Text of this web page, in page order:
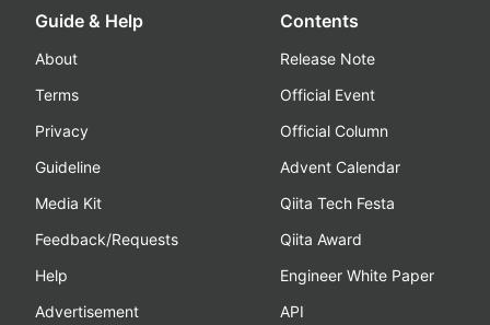
Guide & Help
About
Terms
Privacy
Guideline
Media Kit
Feedback/Requests
Help
Advertisement
Contents
Release Note
Official Event
Official Column
Advent Calendar
Qiita Tech Festa
Qiita Award
Engineer White Paper
API